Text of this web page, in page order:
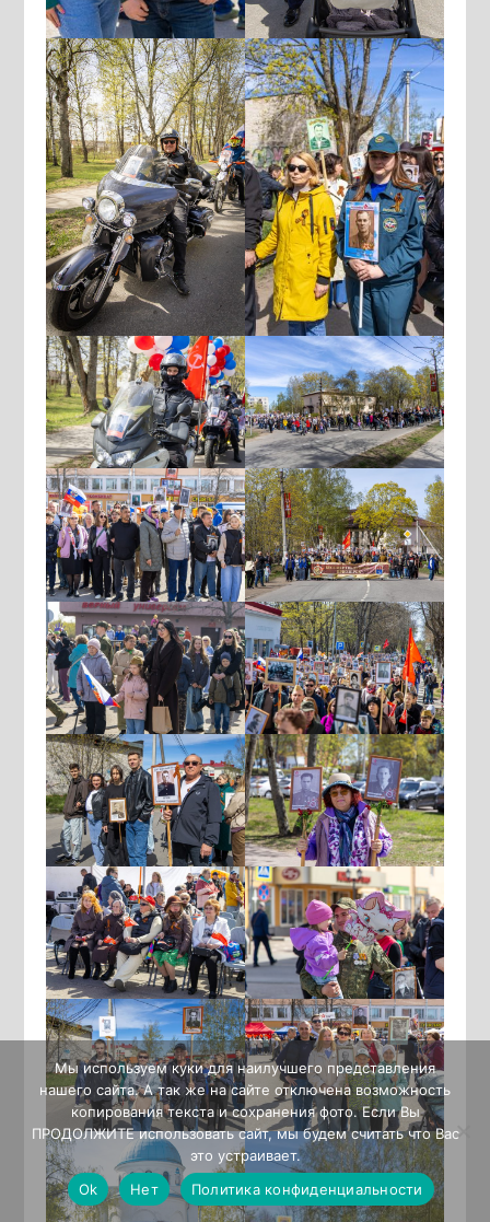
Мы используем куки для наилучшего представления
нашего сайта. А так же на сайте отключена возможность
копирования текста и сохранения фото. Если Вы
ПРОДОЛЖИТЕ использовать сайт, мы будем считать что Вас
это устраивает.
Ok
Нет Политика конфиденциальности